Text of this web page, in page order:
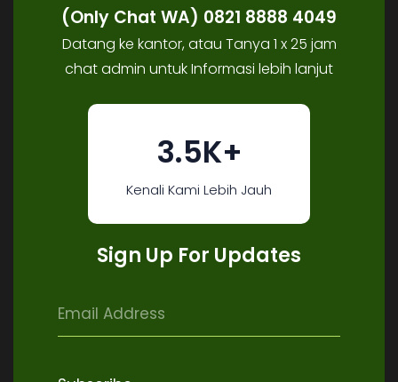
(Only Chat WA) 0821 8888 4049
Datang ke kantor, atau Tanya 1 x 25 jam
chat admin untuk Informasi lebih lanjut
3.5K+
Kenali Kami Lebih Jauh
Sign Up For Updates